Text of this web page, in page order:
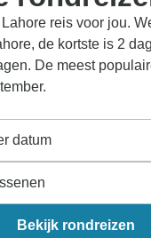
reis voor jou.
de kortste is 2
De meest
datum
Bekijk rondreizen